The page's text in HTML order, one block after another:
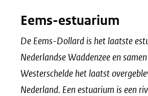
Eems-estuarium
De Eems-Dollard is het laatste
Nederlandse Waddenzee en
Westerschelde het laatst
Nederland. Een estuarium is een